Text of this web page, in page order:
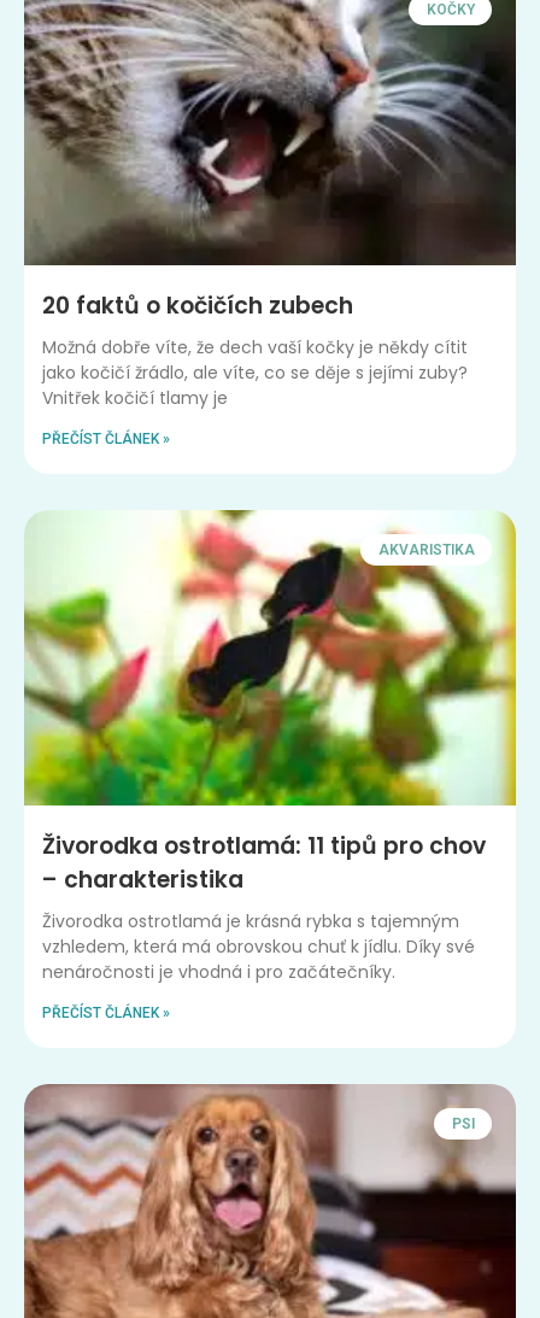
KOČKY
20 faktů o kočičích zubech
Možná dobře víte, že dech vaší kočky je někdy cítit
jako kočičí žrádlo, ale víte, co se děje s jejími zuby?
Vnitřek kočičí tlamy je
PŘEČÍST ČLÁNEK »
AKVARISTIKA
Živorodka ostrotlamá: 11 tipů pro chov
– charakteristika
Živorodka ostrotlamá je krásná rybka s tajemným
vzhledem, která má obrovskou chuť k jídlu. Díky své
nenáročnosti je vhodná i pro začátečníky.
PŘEČÍST ČLÁNEK »
PSI